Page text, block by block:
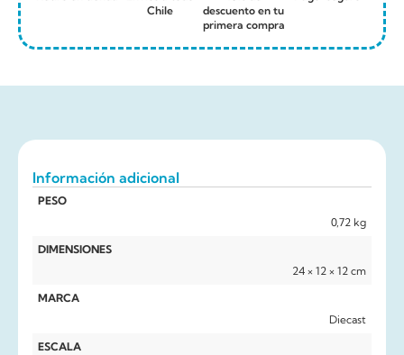
Chile
descuento en tu
primera compra
Información adicional
PESO
0,72 kg
DIMENSIONES
24 × 12 × 12 cm
MARCA
Diecast
ESCALA